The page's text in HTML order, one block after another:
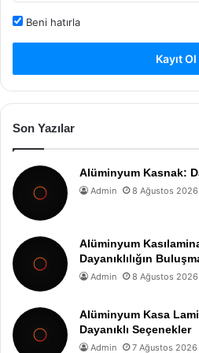
Beni hatırla
Kayıt Ol
Son Yazılar
Alüminyum Kasnak:
Admin 8 Ağustos 2026
Alüminyum
Dayanıklılığın
Admin 8 Ağustos 2026
Alüminyum Kasa
Dayanıklı Seçenekler
Admin 7 Ağustos 2026